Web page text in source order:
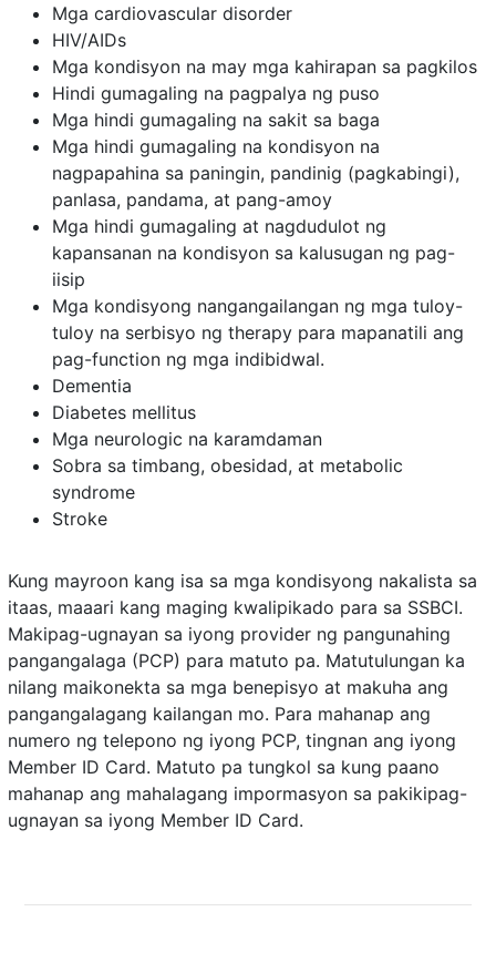
Mga cardiovascular disorder
HIV/AIDs
Mga kondisyon na may mga kahirapan sa pagkilos
Hindi gumagaling na pagpalya ng puso
Mga hindi gumagaling na sakit sa baga
Mga hindi gumagaling na kondisyon na
nagpapahina sa paningin, pandinig (pagkabingi),
panlasa, pandama, at pang-amoy
Mga hindi gumagaling at nagdudulot ng
kapansanan na kondisyon sa kalusugan ng pag-
iisip
Mga kondisyong nangangailangan ng mga tuloy-
tuloy na serbisyo ng therapy para mapanatili ang
pag-function ng mga indibidwal.
Dementia
Diabetes mellitus
Mga neurologic na karamdaman
Sobra sa timbang, obesidad, at metabolic
syndrome
Stroke
Kung mayroon kang isa sa mga kondisyong nakalista sa
itaas, maaari kang maging kwalipikado para sa SSBCI.
Makipag-ugnayan sa iyong provider ng pangunahing
pangangalaga (PCP) para matuto pa. Matutulungan ka
nilang maikonekta sa mga benepisyo at makuha ang
pangangalagang kailangan mo. Para mahanap ang
numero ng telepono ng iyong PCP, tingnan ang iyong
Member ID Card. Matuto pa tungkol sa kung paano
mahanap ang mahalagang impormasyon sa pakikipag-
ugnayan sa iyong Member ID Card.